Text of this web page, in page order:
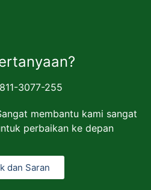
3077-255
membantu kami sangat
perbaikan ke depan
dan Saran